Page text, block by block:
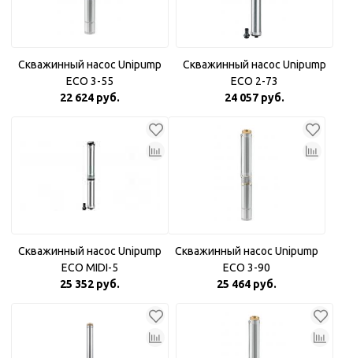
Скважинный насос Unipump
ECO 3-55
22 624 руб.
Скважинный насос Unipump
ECO 2-73
24 057 руб.
Скважинный насос Unipump
ECO MIDI-5
25 352 руб.
Скважинный насос Unipump
ECO 3-90
25 464 руб.